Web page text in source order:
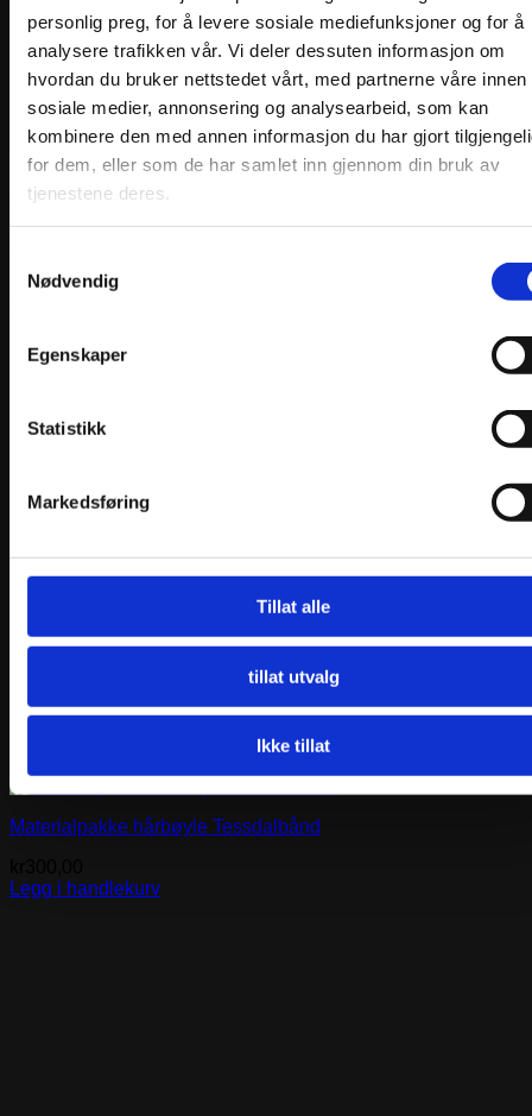
personlig preg, for å levere sosiale mediefunksjoner og for å
analysere trafikken vår. Vi deler dessuten informasjon om
hvordan du bruker nettstedet vårt, med partnerne våre innen
sosiale medier, annonsering og analysearbeid, som kan
kombinere den med annen informasjon du har gjort
for dem, eller som de har samlet inn gjennom din bruk av
tjenestene deres.
Nødvendig
Egenskaper
Statistikk
Markedsføring
Tillat alle
tillat utvalg
Ikke tillat
2960,00 – kr
produktet
Alternativene
på
Materialpakke hårbøyle Tessdalbånd
Legg i handlekurv